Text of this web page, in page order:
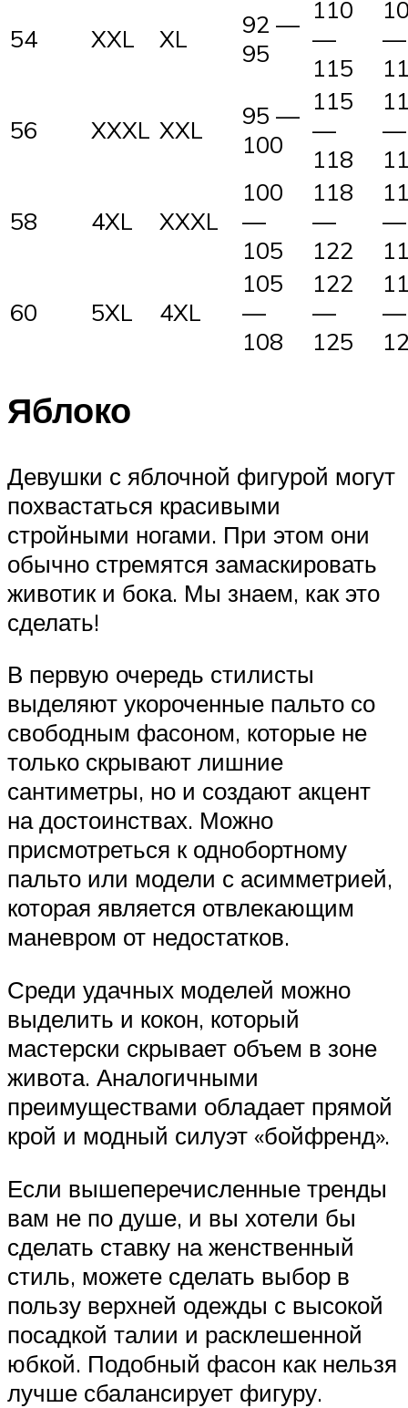
54 XXL XL
92 —
95
110
—
115
—
56 XXXL XXL
95 —
100
115
—
118
—
58 4XL XXXL
100
—
105
118
—
122
—
60 5XL 4XL
105
—
108
122
—
125
—
Яблоко
Девушки с яблочной фигурой могут
похвастаться красивыми
стройными ногами. При этом они
обычно стремятся замаскировать
животик и бока. Мы знаем, как это
сделать!
В первую очередь стилисты
выделяют укороченные пальто со
свободным фасоном, которые не
только скрывают лишние
сантиметры, но и создают акцент
на достоинствах. Можно
присмотреться к однобортному
пальто или модели с асимметрией,
которая является отвлекающим
маневром от недостатков.
Среди удачных моделей можно
выделить и кокон, который
мастерски скрывает объем в зоне
живота. Аналогичными
преимуществами обладает прямой
крой и модный силуэт «бойфренд».
Если вышеперечисленные тренды
вам не по душе, и вы хотели бы
сделать ставку на женственный
стиль, можете сделать выбор в
пользу верхней одежды с высокой
посадкой талии и расклешенной
юбкой. Подобный фасон как нельзя
лучше сбалансирует фигуру.